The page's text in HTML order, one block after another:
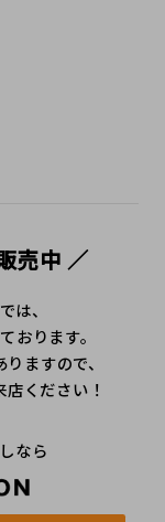
売中 ／
は、
おります。
ますので、
ください！
なら